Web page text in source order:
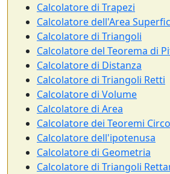
Calcolatore di Trapezi
Calcolatore dell'Area
Calcolatore di Triangoli
Calcolatore del Teorema di
Calcolatore di Distanza
Calcolatore di Triangoli Retti
Calcolatore di Volume
Calcolatore di Area
Calcolatore dei Teoremi
Calcolatore dell'ipotenusa
Calcolatore di Geometria
Calcolatore di Triangoli